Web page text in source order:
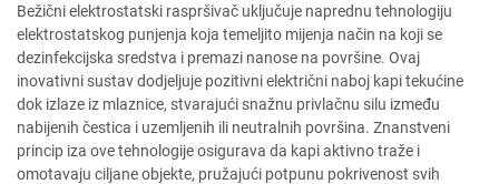
Bežični elektrostatski raspršivač uključuje naprednu tehnologiju
elektrostatskog punjenja koja temeljito mijenja način na koji se
dezinfekcijska sredstva i premazi nanose na površine. Ovaj
inovativni sustav dodjeljuje pozitivni električni naboj kapi tekućine
dok izlaze iz mlaznice, stvarajući snažnu privlačnu silu između
nabijenih čestica i uzemljenih ili neutralnih površina. Znanstveni
princip iza ove tehnologije osigurava da kapi aktivno traže i
omotavaju ciljane objekte, pružajući potpunu pokrivenost svih